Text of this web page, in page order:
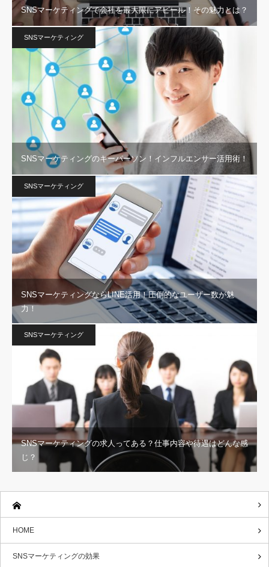
SNSマーケティングで会社を最大限にアピール！その魅力とは？
SNSマーケティング
SNSマーケティングのキーパーソン！インフルエンサー活用術！
SNSマーケティング
SNSマーケティングならLINE活用！圧倒的なユーザー数が魅
力！
SNSマーケティング
SNSマーケティングの求人ってある？仕事内容や待遇はどんな感
じ？
HOME
SNSマーケティングの効果